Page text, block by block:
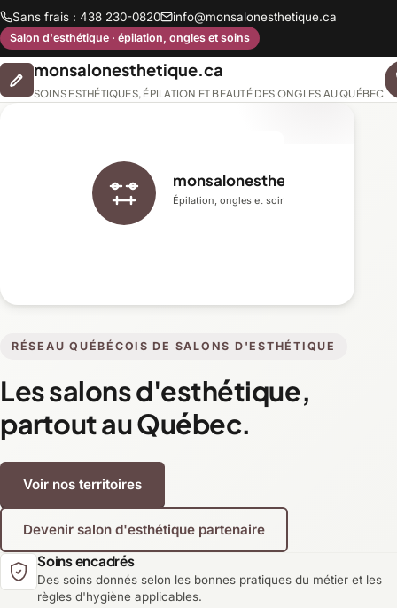
Sans frais : 438 230-0820 info@monsalonesthetique.ca
Salon d'esthétique · épilation, ongles et soins
monsalonesthetique.ca
SOINS ESTHÉTIQUES, ÉPILATION ET BEAUTÉ DES ONGLES AU QUÉBEC
RÉSEAU QUÉBÉCOIS DE SALONS D'ESTHÉTIQUE
Les salons d'esthétique,
partout au Québec.
Voir nos territoires
Devenir salon d'esthétique partenaire
monsalonesthetique.ca
Épilation, ongles et soins du visage
Soins encadrés
Des soins donnés selon les bonnes pratiques du métier et les
règles d'hygiène applicables.